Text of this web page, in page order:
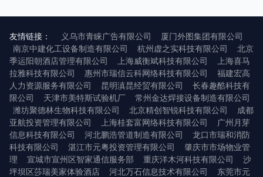
友情链接： 义乌市青睐广告有限公司
厦门外图集团有限公司
南京中建化工设备制造有限公司
杭州虚之实科技有限公司
北京
季运阳朝酒店管理有限公司
上海威衡斌科技有限公司
上海喜马
拉雅科技有限公司
惠州市瑞信云科网络科技有限公司
福建宏高
人力资源服务有限公司
昆明滇昆经贸有限公司
长春趣酷科技有
限公司
天津市美特斯试验机厂
常州金达焊接设备制造有限公司
潍坊聚德林生物科技有限公司
北京精创智锐科技有限公司
成都
亚航投资管理有限公司
上海桂套富网络科技有限公司
广州月芽
信息科技有限公司
河北鹏浩管道制造有限公司
龙口市瑞和消防
科技有限公司
湛江市元粤投资管理有限公司
肇庆市市场物业管
理
宣城市宣州区智家通信服务部 重庆洋木河科技有限公司
沙
坪坝区莎瑞美家体验酒店
河北万石信息技术有限公司
东莞市元